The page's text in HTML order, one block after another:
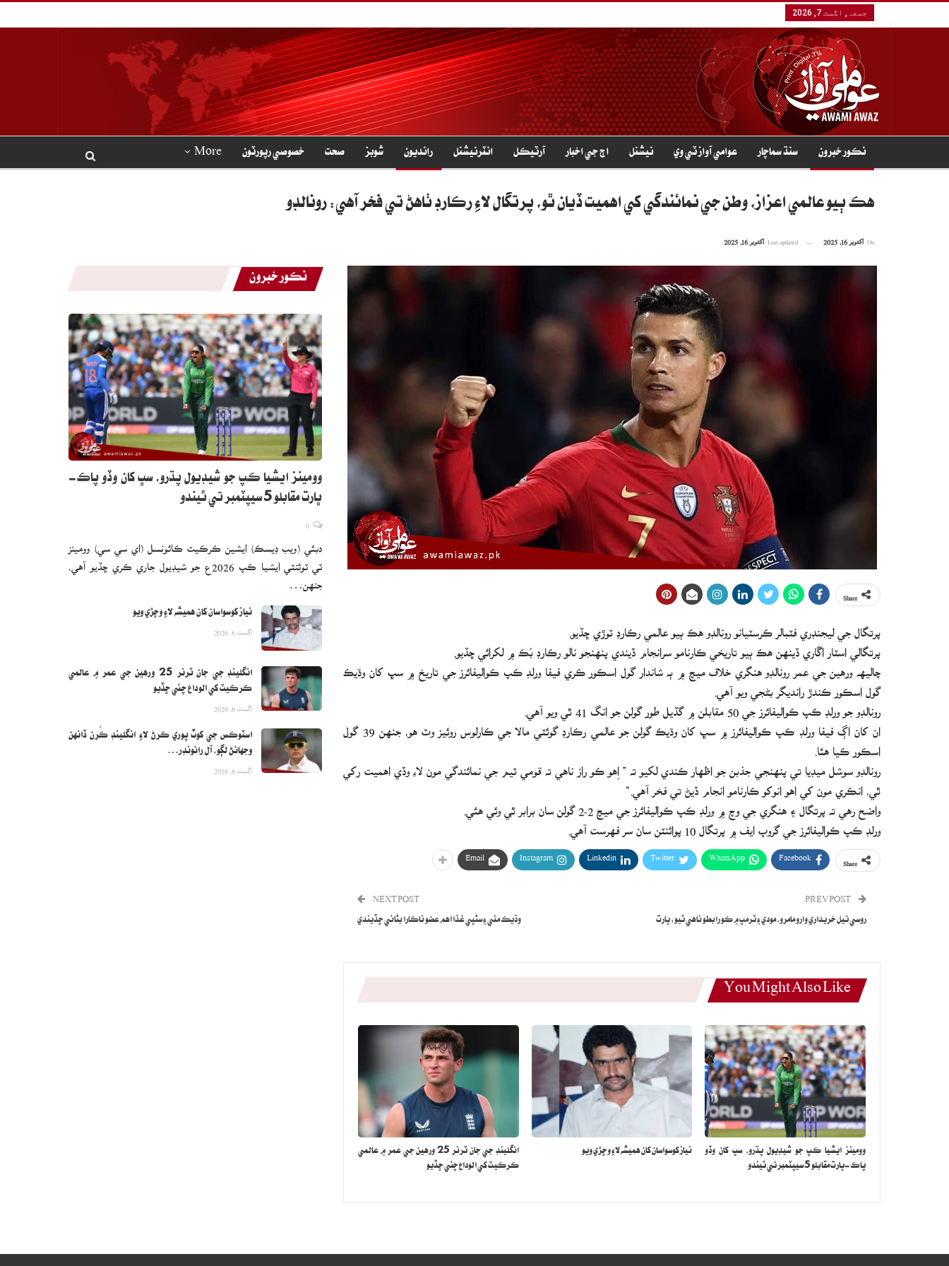
جمعہ, اگست 7, 2026
نڪور خبرون سنڌ سماچار عوامي آواز ٽي وي نيشنل اڄ جي اخبار آرٽيڪل انٽرنيشنل رانديون شوبز صحت خصوصي رپورٽون More
هڪ ٻيو عالمي اعزاز، وطن جي نمائندگي کي اهميت ڏيان ٿو، پرتگال لاءِ رڪارڊ ٺاهڻ تي فخر آهي: رونالڊو
اکتوبر 16, 2025 اکتوبر 16, 2025
پرتگال جي ليجنڊري فٽبالر ڪرسٽيانو رونالڊو هڪ ٻيو عالمي رڪارڊ ٽوڙي ڇڏيو.
پرتگالي اسٽار اڱاري ڏينهن هڪ ٻيو تاريخي ڪارنامو سرانجام ڏيندي پنهنجو نالو رڪارڊ بُڪ ۾ لکرائي ڇڏيو.
چاليهه ورهين جي عمر رونالڊو هنگري خلاف ميچ ۾ ٻه شاندار گول اسڪور ڪري فيفا ورلڊ ڪپ ڪواليفائرز جي تاريخ ۾ سڀ کان وڌيڪ
گول اسڪور ڪندڙ رانديگر بڻجي ويو آهي.
رونالڊو جو ورلڊ ڪپ ڪواليفائرز جي 50 مقابلن ۾ گڏيل طور گولن جو انگ 41 ٿي ويو آهي.
ان کان اڳ فيفا ورلڊ ڪپ ڪواليفائرز ۾ سڀ کان وڌيڪ گولن جو عالمي رڪارڊ گوئٽي مالا جي ڪارلوس روئيز وٽ هو، جنهن 39 گول
اسڪور ڪيا هئا.
رونالڊو سوشل ميڊيا تي پنهنجي جذبن جو اظهار ڪندي لکيو ته ” اِهو ڪو راز ناهي ته قومي ٽيم جي نمائندگي مون لاءِ وڏي اهميت رکي
ٿي، انڪري مون کي اهو انوکو ڪارنامو انجام ڏيڻ تي فخر آهي.“
واضح رهي ته پرتگال ۽ هنگري جي وچ ۾ ورلڊ ڪپ ڪواليفائرز جي ميچ 2-2 گولن سان برابر ٿي وئي هئي.
ورلڊ ڪپ ڪواليفائرز جي گروپ ايف ۾ پرتگال 10 پوائنٽن سان سر فهرست آهي.
Facebook
WhatsApp
Twitter
Linkedin
Instagram
Email
روسي تيل خريداري وارو مامرو، مودي ۽ ٽرمپ ۾ ڪو رابطو ناهي ٿيو: ڀارت
NEXT POST
وڌيڪ مٺي ۽ سڻڀي غذا اهم عضو ناڪارا بڻائي ڇڏيندي
You Might Also Like
وومينز ايشيا ڪپ جو شيڊيول پڌرو، سڀ کان وڏو
پاڪ-ڀارت مقابلو 5 سيپٽمبر تي ٿيندو
نياز کوسواسان کان هميشه لاءِ وڇڙي ويو
انگلينڊ جي جان ٽرنر 25 ورهين جي عمر ۾ عالمي
ڪرڪيٽ کي الوداع چئي ڇڏيو
نڪور خبرون
وومينز ايشيا ڪپ جو شيڊيول پڌرو، سڀ کان وڏو پاڪ-
ڀارت مقابلو 5 سيپٽمبر تي ٿيندو
دبئي (ويب ڊيسڪ) ايشين ڪرڪيٽ ڪائونسل (اي سي سي) وومينز
ٽي ٽوئنٽي ايشيا ڪپ 2026ع جو شيڊيول جاري ڪري ڇڏيو آهي،
نياز کوسواسان کان هميشه لاءِ وڇڙي ويو
اگست 6, 2026
انگلينڊ جي جان ٽرنر 25 ورهين جي عمر ۾ عالمي
ڪرڪيٽ کي الوداع چئي ڇڏيو
اگست 6, 2026
اسٽوڪس جي کوٽ پوري ڪرڻ لاءِ انگلينڊ ڪُرن ڏانهن
وجهائڻ لڳو، آل رائونڊر…
اگست 6, 2026